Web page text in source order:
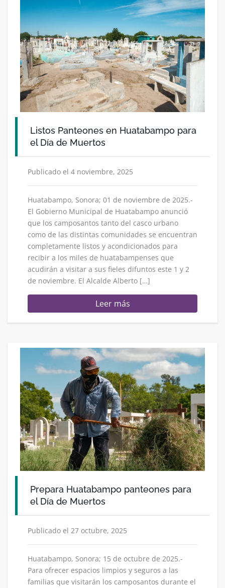
Listos Panteones en Huatabampo para
el Día de Muertos
Publicado el 4 noviembre, 2025
Huatabampo, Sonora; 01 de noviembre de 2025.-
El Gobierno Municipal de Huatabampo anunció
que los camposantos tanto del casco urbano
como de las distintas comunidades se encuentran
completamente listos y acondicionados para
recibir a los miles de huatabampenses que
acudirán a visitar a sus fieles difuntos este 1 y 2
de noviembre. El Alcalde Alberto […]
Leer más
Prepara Huatabampo panteones para
el Día de Muertos
Publicado el 27 octubre, 2025
Huatabampo, Sonora; 15 de octubre de 2025.-
Para ofrecer espacios limpios y seguros a las
familias que visitarán los camposantos durante el